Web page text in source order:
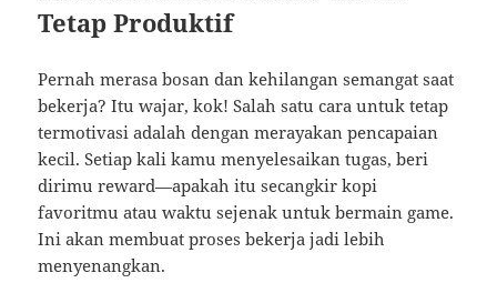
Tetap Produktif
Pernah merasa bosan dan kehilangan semangat saat
bekerja? Itu wajar, kok! Salah satu cara untuk tetap
termotivasi adalah dengan merayakan pencapaian
kecil. Setiap kali kamu menyelesaikan tugas, beri
dirimu reward—apakah itu secangkir kopi
favoritmu atau waktu sejenak untuk bermain game.
Ini akan membuat proses bekerja jadi lebih
menyenangkan.